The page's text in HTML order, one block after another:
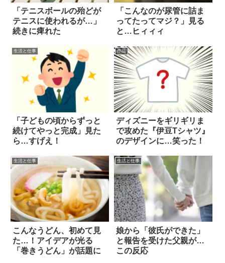
「テニスボールの殆どが
テニスに使われるが…」
続きに痺れた
「こんなのが尿管に詰ま
ってたってマジ？」見る
と…ヒィィィ
生活と仕事
「子どもの頃からずっと
続けてやっと完成」見た
ら…すげえ！
作品
ディズニーをギリギリま
で攻めた『伊豆Tシャツ』
のデザインに…笑った！
生活と仕事
こんなうどん、初めて見
た…！アイデアが光る
「巻きうどん」が話題に
生活と仕事
娘から「彼氏ができた」
と報告を受けた父親が…
この反応